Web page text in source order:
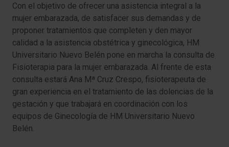
Con el objetivo de ofrecer una asistencia integral a la
mujer embarazada, de satisfacer sus demandas y de
proponer tratamientos que completen y den mayor
calidad a la asistencia obstétrica y ginecológica, HM
Universitario Nuevo Belén pone en marcha la consulta de
Fisioterapia para la mujer embarazada. Al frente de esta
consulta estará Ana Mª Cruz Crespo, fisioterapeuta de
gran experiencia en el tratamiento de las dolencias de la
gestación y que trabajará en coordinación con los
equipos de Ginecología de HM Universitario Nuevo
Belén.